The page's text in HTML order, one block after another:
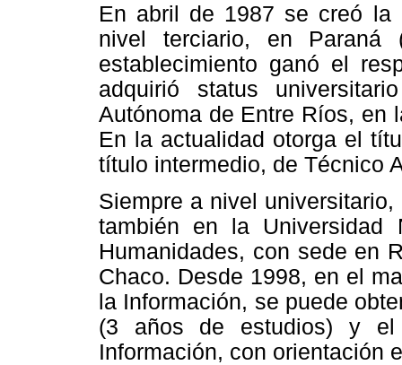
En abril de 1987 se creó la
nivel terciario, en
establecimiento ganó el
adquirió status
Autónoma de Entre Ríos, en
En la actualidad otorga el
título intermedio, de Técnico
Siempre a nivel
también en la Universidad
Humanidades, con sede en
Chaco. Desde 1998, en el
la Información, se puede
(3 años de estudios) y
Información, con orientación